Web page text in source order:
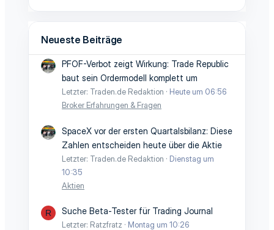
Neueste Beiträge
PFOF-Verbot zeigt Wirkung: Trade Republic
baut sein Ordermodell komplett um
Letzter: Traden.de Redaktion
Heute um 06:56
Broker Erfahrungen & Fragen
SpaceX vor der ersten Quartalsbilanz: Diese
Zahlen entscheiden heute über die Aktie
Letzter: Traden.de Redaktion
Dienstag um
10:35
Aktien
R Suche Beta-Tester für Trading Journal
Letzter: Ratzfratz
Montag um 10:26